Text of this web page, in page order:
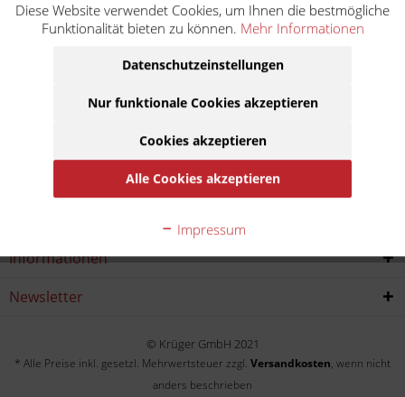
ZX-10R Ninja ZXT00J
2012 2013
Informationen
Newsletter
© Krüger GmbH 2021
* Alle Preise inkl. gesetzl. Mehrwertsteuer zzgl. Versandkosten, wenn nicht
anders beschrieben
Diese Website verwendet Cookies, um Ihnen die bestmögliche
Funktionalität bieten zu können. Mehr Informationen
Datenschutzeinstellungen
Nur funktionale Cookies akzeptieren
Cookies akzeptieren
Alle Cookies akzeptieren
Impressum